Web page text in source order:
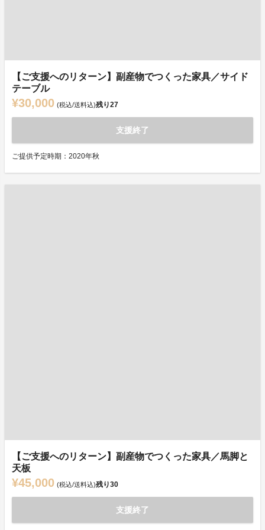
【ご支援へのリターン】副産物でつくった家具／サイド
テーブル
¥30,000 (税込/送料込)残り27
支援終了
ご提供予定時期：2020年秋
【ご支援へのリターン】副産物でつくった家具／馬脚と
天板
¥45,000 (税込/送料込)残り30
支援終了